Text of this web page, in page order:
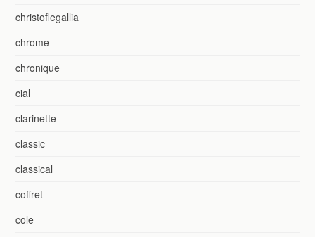
christoflegallia
chrome
chronique
cial
clarinette
classic
classical
coffret
cole